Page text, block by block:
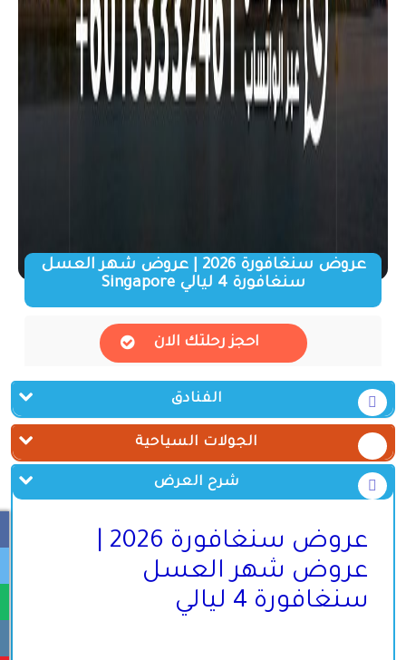
عروض سنغافورة 2026 | عروض شهر العسل
سنغافورة 4 ليالي Singapore
احجز رحلتك الان
الفنادق
الجولات السياحية
شرح العرض
عروض شهر العسل
سنغافورة 4 ليالي